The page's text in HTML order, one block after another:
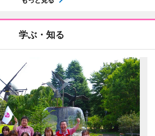
学ぶ・知る